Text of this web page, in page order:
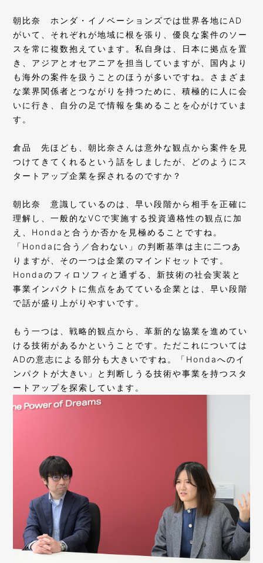
朝比奈
ホンダ・イノベーションズでは世界各地にAD
がいて、それぞれが地域に根を張り、優良な案件のソー
スを常に複数抱えています。私自身は、日本に拠点を置
き、アジアとオセアニアを担当していますが、国内より
も海外の案件を扱うことのほうが多いですね。さまざま
な業界関係者とつながりを持つために、積極的に人に会
いに行き、自分の足で情報を集めることを心がけていま
す。
倉品
先ほども、朝比奈さんは意外な観点から案件を見
つけてきてくれるという話をしましたが、どのようにス
タートアップ企業を探されるのですか？
朝比奈
意識しているのは、早い段階から相手を正確に
理解し、一般的なVCで実施する投資適格性の観点に加
え、Hondaと合うか否かを見極めることですね。
「Hondaに合う／合わない」の判断基準は主に二つあ
りますが、その一つは企業のマインドセットです。
Hondaのフィロソフィと通ずる、新技術の社会実装と
事業インパクトに焦点をあてている企業とは、早い段階
で話が盛り上がりやすいです。
もう一つは、戦略的観点から、革新的な協業を進めてい
ける技術があるかということです。ただこれについては
ADの意志による部分も大きいですね。「Hondaへのイ
ンパクトが大きい」と判断しうる技術や事業を持つスタ
ートアップを探索しています。